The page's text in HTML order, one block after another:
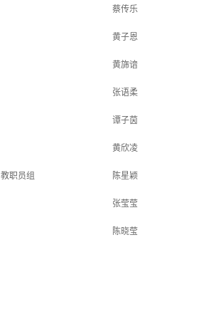
蔡传乐
黄子恩
黄旆谙
张语柔
谭子茵
黄欣凌
教职员组 陈星颖
张莹莹
陈晓莹